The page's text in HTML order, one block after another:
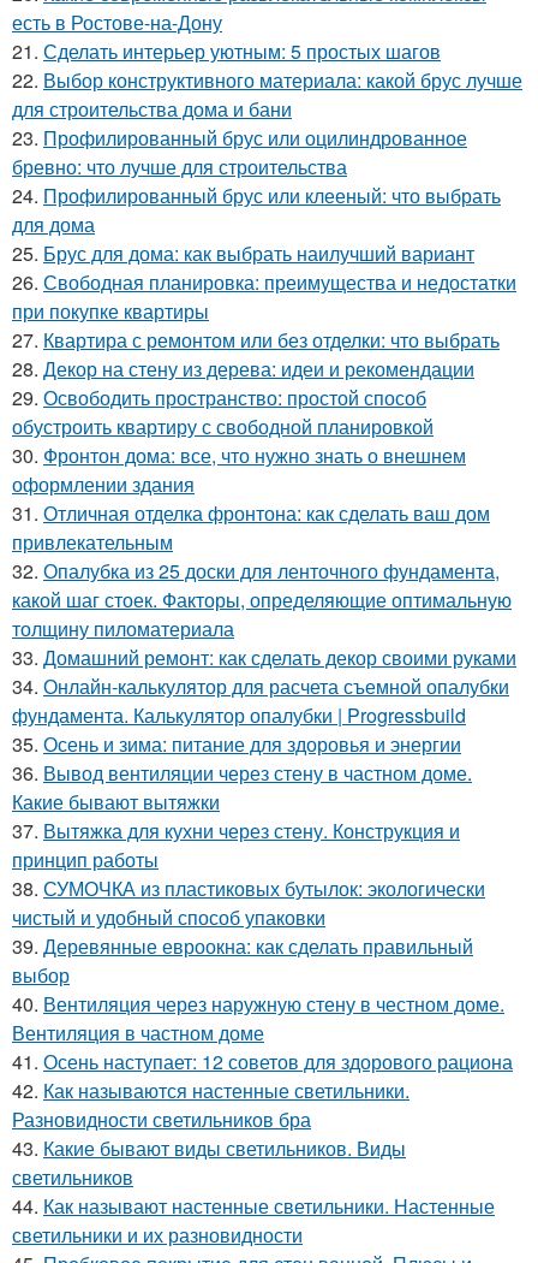
есть в Ростове-на-Дону
21. Сделать интерьер уютным: 5 простых шагов
22. Выбор конструктивного материала: какой брус лучше
для строительства дома и бани
23. Профилированный брус или оцилиндрованное
бревно: что лучше для строительства
24. Профилированный брус или клееный: что выбрать
для дома
25. Брус для дома: как выбрать наилучший вариант
26. Свободная планировка: преимущества и недостатки
при покупке квартиры
27. Квартира с ремонтом или без отделки: что выбрать
28. Декор на стену из дерева: идеи и рекомендации
29. Освободить пространство: простой способ
обустроить квартиру с свободной планировкой
30. Фронтон дома: все, что нужно знать о внешнем
оформлении здания
31. Отличная отделка фронтона: как сделать ваш дом
привлекательным
32. Опалубка из 25 доски для ленточного фундамента,
какой шаг стоек. Факторы, определяющие оптимальную
толщину пиломатериала
33. Домашний ремонт: как сделать декор своими руками
34. Онлайн-калькулятор для расчета съемной опалубки
фундамента. Калькулятор опалубки | Progressbuild
35. Осень и зима: питание для здоровья и энергии
36. Вывод вентиляции через стену в частном доме.
Какие бывают вытяжки
37. Вытяжка для кухни через стену. Конструкция и
принцип работы
38. СУМОЧКА из пластиковых бутылок: экологически
чистый и удобный способ упаковки
39. Деревянные евроокна: как сделать правильный
выбор
40. Вентиляция через наружную стену в честном доме.
Вентиляция в частном доме
41. Осень наступает: 12 советов для здорового рациона
42. Как называются настенные светильники.
Разновидности светильников бра
43. Какие бывают виды светильников. Виды
светильников
44. Как называют настенные светильники. Настенные
светильники и их разновидности